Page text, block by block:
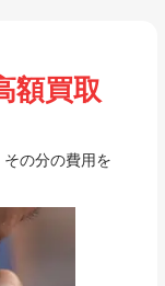
額買取
の分の費用を